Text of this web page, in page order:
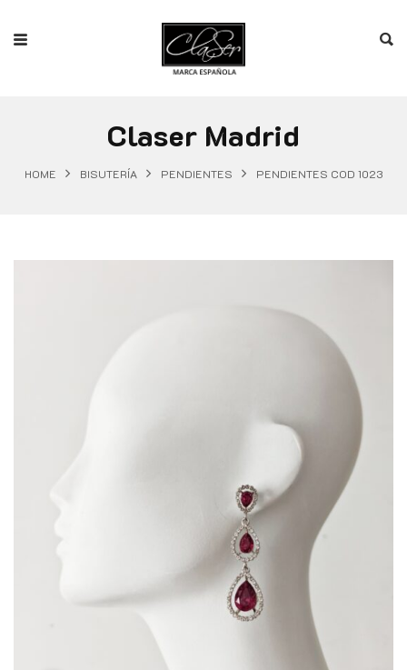
Claser Madrid
HOME BISUTERÍA PENDIENTES PENDIENTES COD 1023